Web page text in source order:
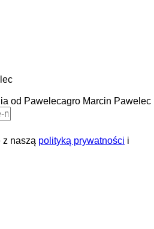
od Pawelecagro Marcin Pawelec
z naszą polityką prywatności i